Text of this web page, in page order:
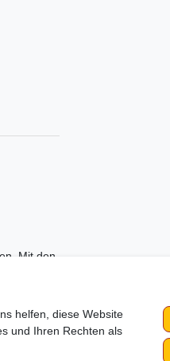
Mit den
helfen, diese Website
und Ihren Rechten als